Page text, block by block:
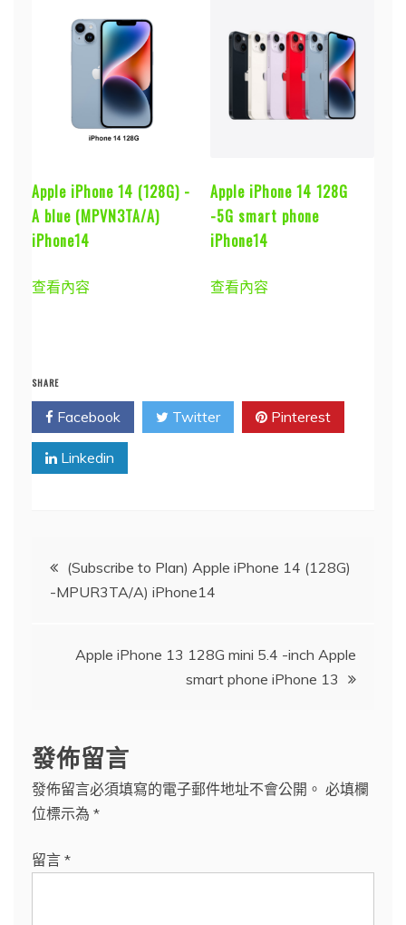
Apple iPhone 14 (128G) -
A blue (MPVN3TA/A)
iPhone14
查看內容
Apple iPhone 14 128G
-5G smart phone
iPhone14
查看內容
SHARE
Facebook Twitter Pinterest
Linkedin
文
章
(Subscribe to Plan) Apple iPhone 14 (128G)
-MPUR3TA/A) iPhone14
Apple iPhone 13 128G mini 5.4 -inch Apple
smart phone iPhone 13
發佈留言
發佈留言必須填寫的電子郵件地址不會公開。 必填欄
位標示為 *
留言 *